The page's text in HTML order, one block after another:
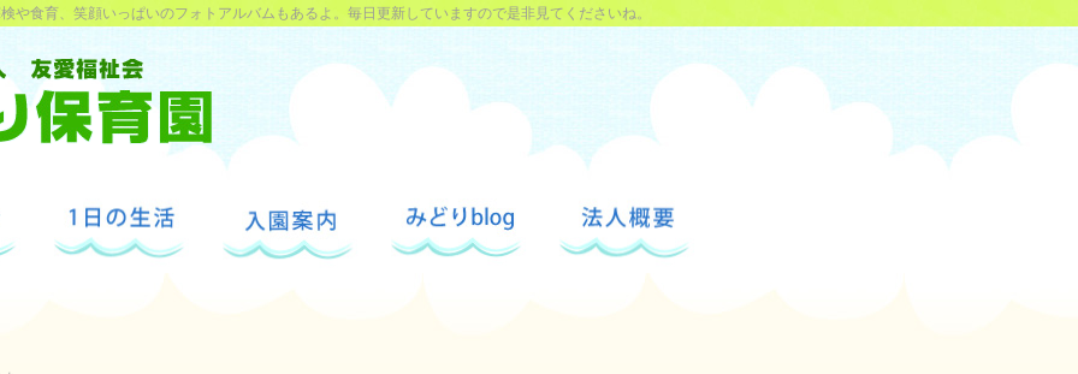
や食育、笑顔いっぱいのフォトアルバムもあるよ。毎日更新していますので是非見てくださいね。